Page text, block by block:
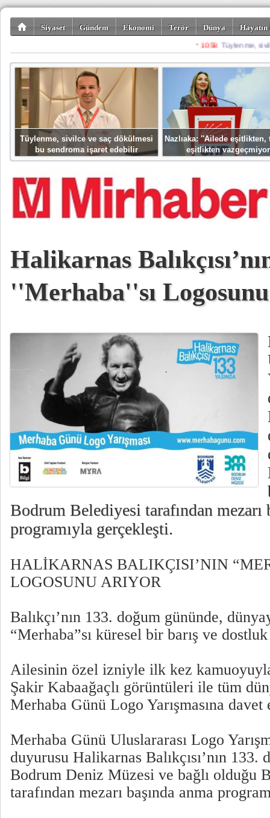
Siyaset Gündem Ekonomi Terör Dünya
Spor Misafir
Tüylenme, sivilce ve saç dökülmesi
bu sendroma işaret edebilir
Nazlıaka: ''Ailede eşitlikten,
eşitlikten
Halikarnas
''Merhaba''sı
Bodrum Belediyesi tarafından mezarı
programıyla gerçekleşti.
HALİKARNAS BALIKÇISI’NIN
LOGOSUNU ARIYOR
Balıkçı’nın 133. doğum gününde,
“Merhaba”sı küresel bir barış ve
Ailesinin özel izniyle ilk kez
Şakir Kabaağaçlı görüntüleri ile tüm
Merhaba Günü Logo Yarışmasına
Merhaba Günü Uluslararası Logo
duyurusu Halikarnas Balıkçısı’nın 133.
Bodrum Deniz Müzesi ve bağlı olduğu
tarafından mezarı başında anma